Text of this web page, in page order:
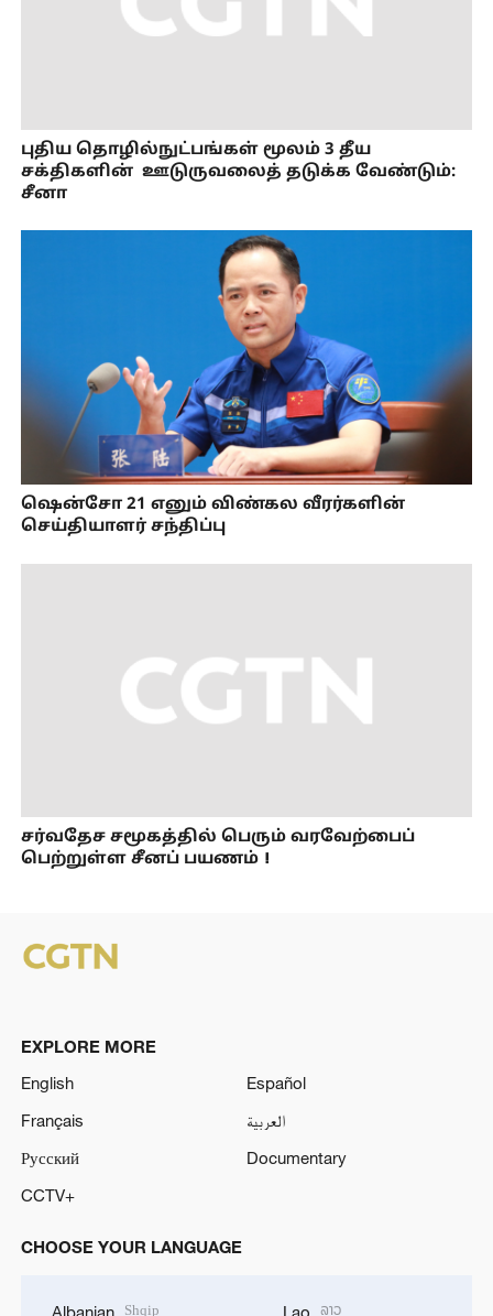
புதிய தொழில்நுட்பங்கள் மூலம் 3 தீய
சக்திகளின் ஊடுருவலைத் தடுக்க வேண்டும்:
சீனா
ஷென்சோ 21 எனும் விண்கல வீரர்களின்
செய்தியாளர் சந்திப்பு
சர்வதேச சமூகத்தில் பெரும் வரவேற்பைப்
பெற்றுள்ள சீனப் பயணம்！
EXPLORE MORE
English
Español
Français
العربية
Русский
Documentary
CCTV+
CHOOSE YOUR LANGUAGE
Albanian Shqip Lao ລາວ